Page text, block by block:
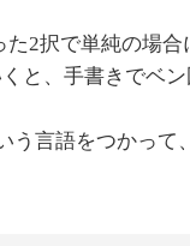
2択で単純の場
と、手書きでベン
う言語をつかって